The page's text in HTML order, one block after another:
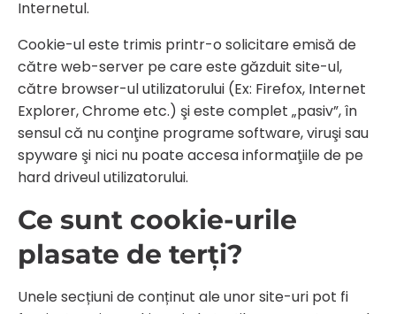
Internetul.
Cookie-ul este trimis printr-o solicitare emisă de
către web-server pe care este găzduit site-ul,
către browser-ul utilizatorului (Ex: Firefox, Internet
Explorer, Chrome etc.) şi este complet „pasiv”, în
sensul că nu conţine programe software, viruşi sau
spyware şi nici nu poate accesa informaţiile de pe
hard driveul utilizatorului.
Ce sunt cookie-urile
plasate de terți?
Unele secțiuni de conținut ale unor site-uri pot fi